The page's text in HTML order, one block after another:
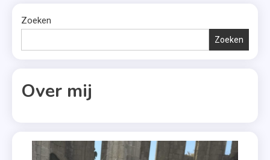
Zoeken
Zoeken
Over mij